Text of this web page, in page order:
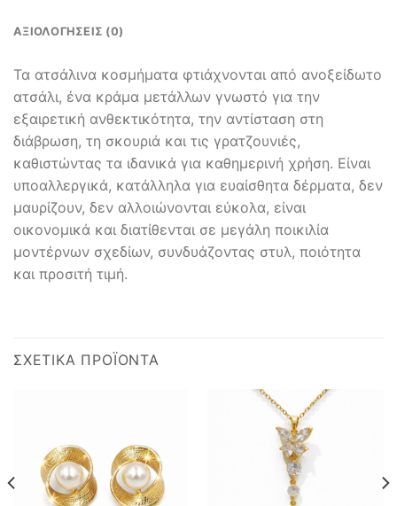
ΑΞΙΟΛΟΓΉΣΕΙΣ (0)
Τα ατσάλινα κοσμήματα φτιάχνονται από ανοξείδωτο
ατσάλι, ένα κράμα μετάλλων γνωστό για την
εξαιρετική ανθεκτικότητα, την αντίσταση στη
διάβρωση, τη σκουριά και τις γρατζουνιές,
καθιστώντας τα ιδανικά για καθημερινή χρήση. Είναι
υποαλλεργικά, κατάλληλα για ευαίσθητα δέρματα, δεν
μαυρίζουν, δεν αλλοιώνονται εύκολα, είναι
οικονομικά και διατίθενται σε μεγάλη ποικιλία
μοντέρνων σχεδίων, συνδυάζοντας στυλ, ποιότητα
και προσιτή τιμή.
ΣΧΕΤΙΚΆ ΠΡΟΪΌΝΤΑ